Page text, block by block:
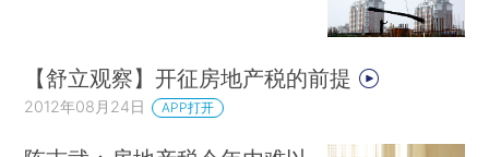
【舒立观察】开征房地产税的前提
2012年08月24日 APP打开